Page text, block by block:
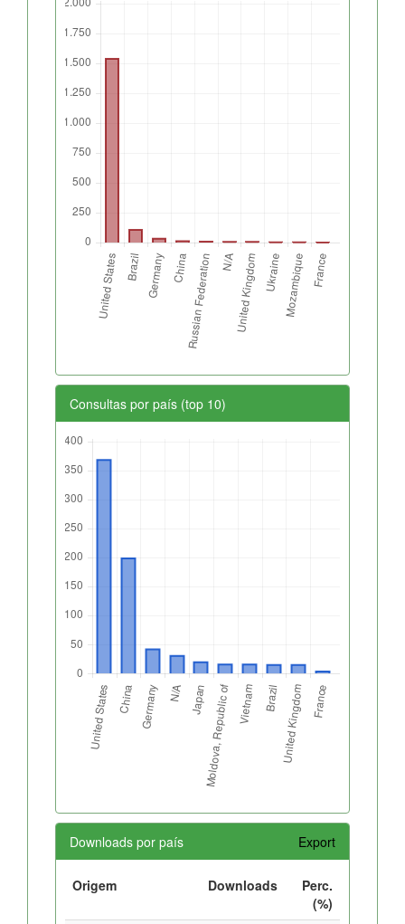
Consultas por país (top 10)
Downloads por país Export
Origem Downloads
Perc.
(%)